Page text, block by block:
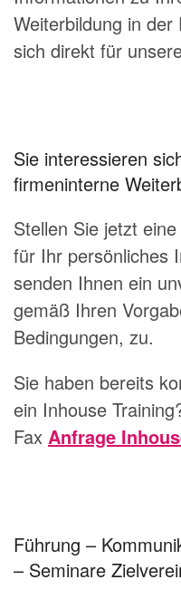
Weiterbildung in
sich direkt für
Sie interessieren
firmeninterne
Stellen Sie jetzt
für Ihr persönliches
senden Ihnen ein
gemäß Ihren
Bedingungen, zu.
Sie haben bereits
ein Inhouse
Fax Anfrage
Führung –
– Seminare